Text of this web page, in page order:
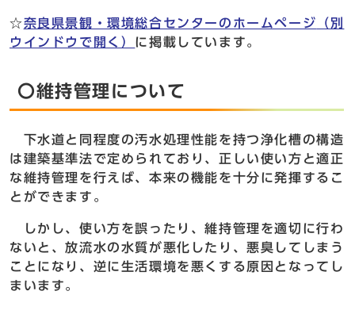
☆奈良県景観・環境総合センターのホームページ （別
ウインドウで開く） に掲載しています。
〇維持管理について
下水道と同程度の汚水処理性能を持つ浄化槽の構造
は建築基準法で定められており、正しい使い方と適正
な維持管理を行えば、本来の機能を十分に発揮するこ
とができます。
しかし、使い方を誤ったり、維持管理を適切に行わ
ないと、放流水の水質が悪化したり、悪臭してしまう
ことになり、逆に生活環境を悪くする原因となってし
まいます。